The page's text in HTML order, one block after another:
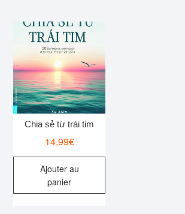
Chia sẻ từ trái tim
14,99€
Ajouter au
panier